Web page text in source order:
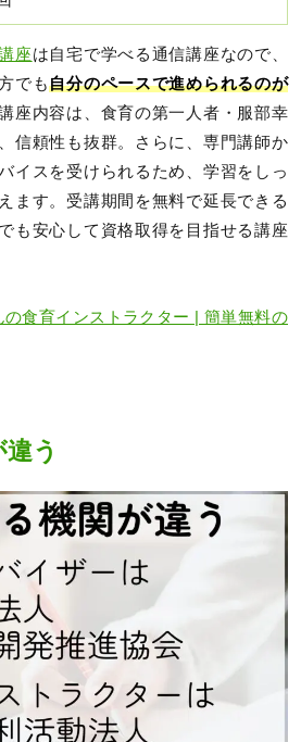
座は自宅で学べる通信講座なので、
でも自分のペースで進められるのが
座内容は、食育の第一人者・服部幸
信頼性も抜群。さらに、専門講師か
イスを受けられるため、学習をしっ
ます。受講期間を無料で延長できる
も安心して資格取得を目指せる講座
食育インストラクター | 簡単無料の
う